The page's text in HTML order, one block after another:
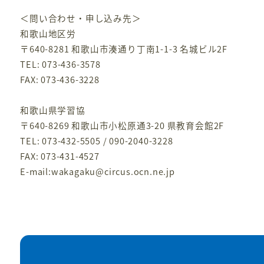
＜問い合わせ・申し込み先＞
和歌山地区労
〒640-8281 和歌山市湊通り丁南1-1-3 名城ビル2F
TEL: 073-436-3578
FAX: 073-436-3228
和歌山県学習協
〒640-8269 和歌山市小松原通3-20 県教育会館2F
TEL: 073-432-5505 / 090-2040-3228
FAX: 073-431-4527
E-mail:wakagaku@circus.ocn.ne.jp